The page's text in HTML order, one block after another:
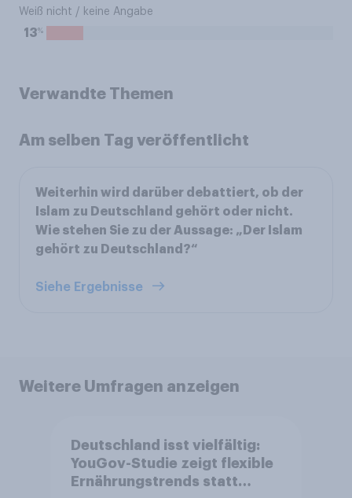
Weiß nicht / keine Angabe
13%
Verwandte Themen
Am selben Tag veröffentlicht
Weiterhin wird darüber debattiert, ob der
Islam zu Deutschland gehört oder nicht.
Wie stehen Sie zu der Aussage: „Der Islam
gehört zu Deutschland?“
Siehe Ergebnisse
Weitere Umfragen anzeigen
Deutschland isst vielfältig:
YouGov-Studie zeigt flexible
Ernährungstrends statt